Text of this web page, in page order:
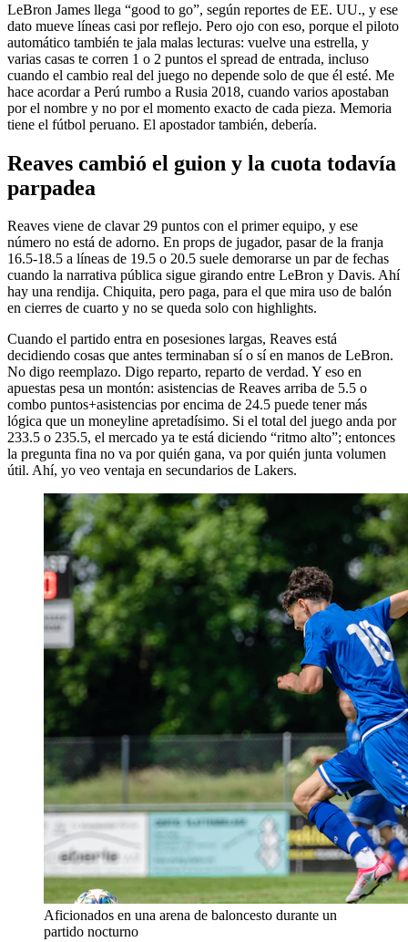
LeBron James llega “good to go”, según reportes de EE. UU., y ese
dato mueve líneas casi por reflejo. Pero ojo con eso, porque el piloto
automático también te jala malas lecturas: vuelve una estrella, y
varias casas te corren 1 o 2 puntos el spread de entrada, incluso
cuando el cambio real del juego no depende solo de que él esté. Me
hace acordar a Perú rumbo a Rusia 2018, cuando varios apostaban
por el nombre y no por el momento exacto de cada pieza. Memoria
tiene el fútbol peruano. El apostador también, debería.
Reaves cambió el guion y la cuota todavía
parpadea
Reaves viene de clavar 29 puntos con el primer equipo, y ese
número no está de adorno. En props de jugador, pasar de la franja
16.5-18.5 a líneas de 19.5 o 20.5 suele demorarse un par de fechas
cuando la narrativa pública sigue girando entre LeBron y Davis. Ahí
hay una rendija. Chiquita, pero paga, para el que mira uso de balón
en cierres de cuarto y no se queda solo con highlights.
Cuando el partido entra en posesiones largas, Reaves está
decidiendo cosas que antes terminaban sí o sí en manos de LeBron.
No digo reemplazo. Digo reparto, reparto de verdad. Y eso en
apuestas pesa un montón: asistencias de Reaves arriba de 5.5 o
combo puntos+asistencias por encima de 24.5 puede tener más
lógica que un moneyline apretadísimo. Si el total del juego anda por
233.5 o 235.5, el mercado ya te está diciendo “ritmo alto”; entonces
la pregunta fina no va por quién gana, va por quién junta volumen
útil. Ahí, yo veo ventaja en secundarios de Lakers.
Aficionados en una arena de baloncesto durante un
partido nocturno